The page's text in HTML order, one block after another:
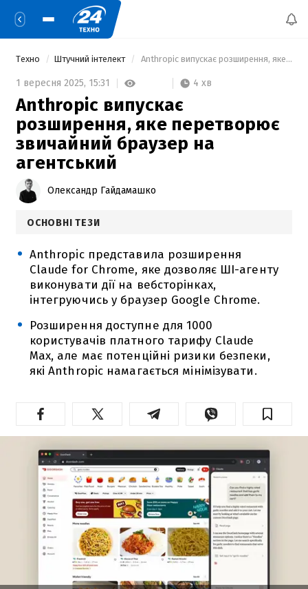
Техно Штучний інтелект Anthropic випускає розширення, яке перетворює звичайний браузер на агентський
1 вересня 2025, 15:31 4 хв
Anthropic випускає
розширення, яке перетворює
звичайний браузер на
агентський
Олександр Гайдамашко
ОСНОВНІ ТЕЗИ
Anthropic представила розширення
Claude for Chrome, яке дозволяє ШІ-агенту
виконувати дії на вебсторінках,
інтегруючись у браузер Google Chrome.
Розширення доступне для 1000
користувачів платного тарифу Claude
Max, але має потенційні ризики безпеки,
які Anthropic намагається мінімізувати.